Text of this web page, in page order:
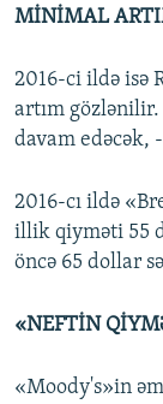
MİNİMAL
2016-ci ildə isə
artım
davam edəcək,
2016-cı ildə
illik qiyməti 55
öncə 65 dollar
«NEFTİN
«Moody's»in